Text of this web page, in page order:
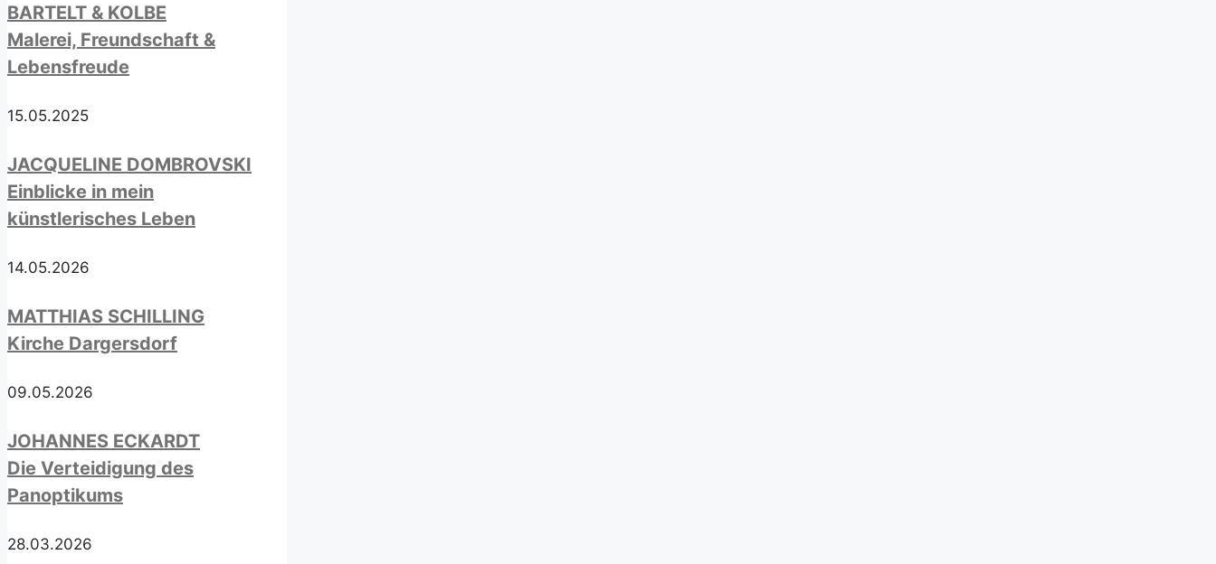
BARTELT & KOLBE
Malerei, Freundschaft &
Lebensfreude
15.05.2025
JACQUELINE DOMBROVSKI
Einblicke in mein
künstlerisches Leben
14.05.2026
MATTHIAS SCHILLING
Kirche Dargersdorf
09.05.2026
JOHANNES ECKARDT
Die Verteidigung des
Panoptikums
28.03.2026